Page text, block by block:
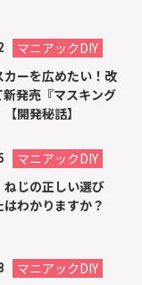
マニアックDIY
カーを広めたい！改
新発売『マスキング
開発秘話】
マニアックDIY
ねじの正しい選び
わかりますか？
マニアックDIY